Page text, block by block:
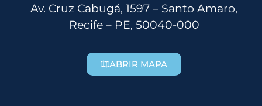
Av. Cruz Cabugá, 1597 – Santo Amaro,
Recife – PE, 50040-000
ABRIR MAPA